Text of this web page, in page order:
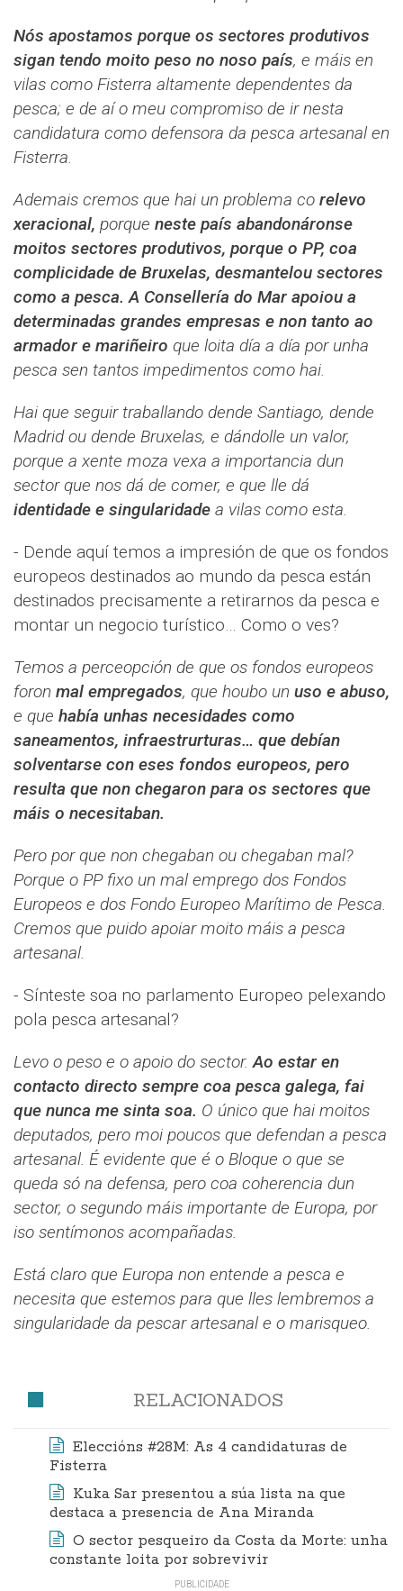
Nós apostamos porque os sectores produtivos
sigan tendo moito peso no noso país, e máis en
vilas como Fisterra altamente dependentes da
pesca; e de aí o meu compromiso de ir nesta
candidatura como defensora da pesca artesanal en
Fisterra.
Ademais cremos que hai un problema co relevo
xeracional, porque neste país abandonáronse
moitos sectores produtivos, porque o PP, coa
complicidade de Bruxelas, desmantelou sectores
como a pesca. A Consellería do Mar apoiou a
determinadas grandes empresas e non tanto ao
armador e mariñeiro que loita día a día por unha
pesca sen tantos impedimentos como hai.
Hai que seguir traballando dende Santiago, dende
Madrid ou dende Bruxelas, e dándolle un valor,
porque a xente moza vexa a importancia dun
sector que nos dá de comer, e que lle dá
identidade e singularidade a vilas como esta.
- Dende aquí temos a impresión de que os fondos
europeos destinados ao mundo da pesca están
destinados precisamente a retirarnos da pesca e
montar un negocio turístico… Como o ves?
Temos a perceopción de que os fondos europeos
foron mal empregados, que houbo un uso e abuso,
e que había unhas necesidades como
saneamentos, infraestrurturas… que debían
solventarse con eses fondos europeos, pero
resulta que non chegaron para os sectores que
máis o necesitaban.
Pero por que non chegaban ou chegaban mal?
Porque o PP fixo un mal emprego dos Fondos
Europeos e dos Fondo Europeo Marítimo de Pesca.
Cremos que puido apoiar moito máis a pesca
artesanal.
- Sínteste soa no parlamento Europeo pelexando
pola pesca artesanal?
Levo o peso e o apoio do sector.Ao estar en
contacto directo sempre coa pesca galega, fai
que nunca me sinta soa. O único que hai moitos
deputados, pero moi poucos que defendan a pesca
artesanal. É evidente que é o Bloque o que se
queda só na defensa, pero coa coherencia dun
sector, o segundo máis importante de Europa, por
iso sentímonos acompañadas.
Está claro que Europa non entende a pesca e
necesita que estemos para que lles lembremos a
singularidade da pescar artesanal e o marisqueo.
RELACIONADOS
Eleccións #28M: As 4 candidaturas de
Fisterra
Kuka Sar presentou a súa lista na que
destaca a presencia de Ana Miranda
O sector pesqueiro da Costa da Morte: unha
constante loita por sobrevivir